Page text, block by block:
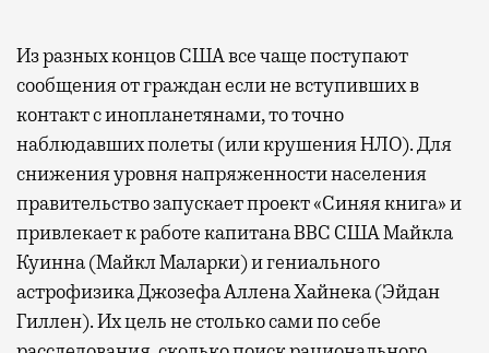
Из разных концов США все чаще поступают
сообщения от граждан если не вступивших в
контакт с инопланетянами, то точно
наблюдавших полеты (или крушения НЛО). Для
снижения уровня напряженности населения
правительство запускает проект «Синяя книга» и
привлекает к работе капитана ВВС США Майкла
Куинна (Майкл Маларки) и гениального
астрофизика Джозефа Аллена Хайнека (Эйдан
Гиллен). Их цель не столько сами по себе